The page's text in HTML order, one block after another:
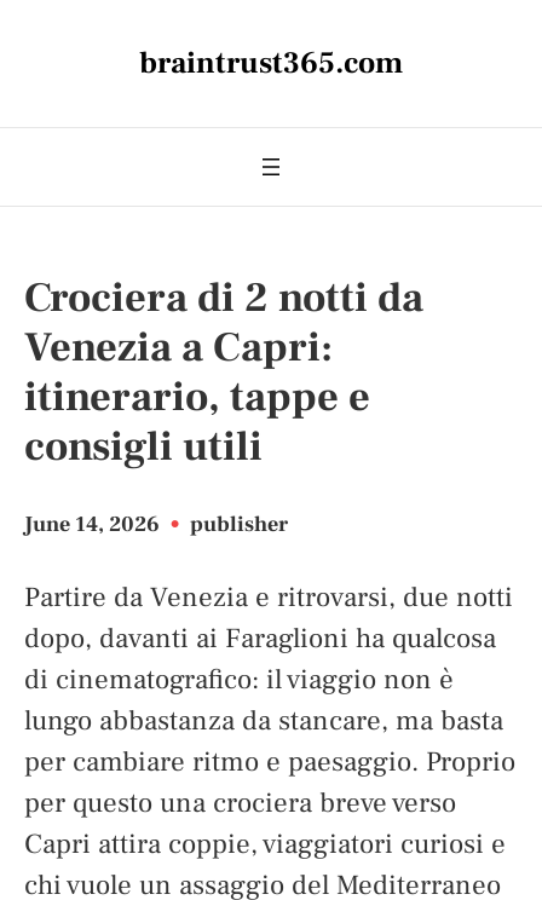
braintrust365.com
Crociera di 2 notti da
Venezia a Capri:
itinerario, tappe e
consigli utili
June 14, 2026 • publisher
Partire da Venezia e ritrovarsi, due notti
dopo, davanti ai Faraglioni ha qualcosa
di cinematografico: il viaggio non è
lungo abbastanza da stancare, ma basta
per cambiare ritmo e paesaggio. Proprio
per questo una crociera breve verso
Capri attira coppie, viaggiatori curiosi e
chi vuole un assaggio del Mediterraneo